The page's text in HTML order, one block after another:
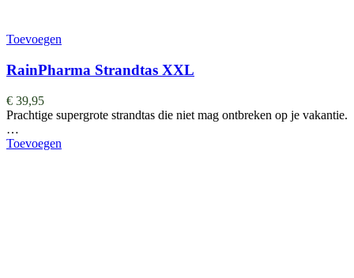
Toevoegen
RainPharma Strandtas XXL
€ 39,95
Prachtige supergrote strandtas die niet mag ontbreken op je vakantie.
…
Toevoegen